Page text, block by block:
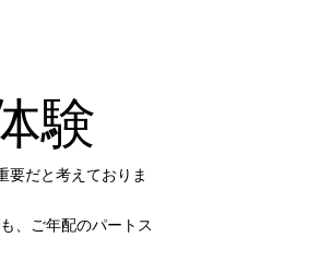
験
要だと考えておりま
、ご年配のパートス